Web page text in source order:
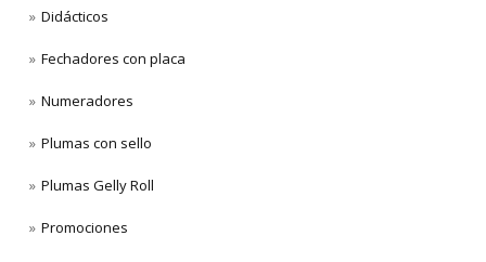
Didácticos
Fechadores con placa
Numeradores
Plumas con sello
Plumas Gelly Roll
Promociones